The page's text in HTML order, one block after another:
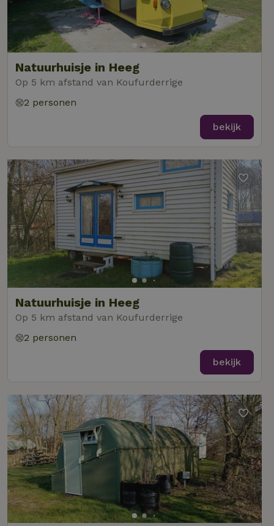
Natuurhuisje in Heeg
Op 5 km afstand van Koufurderrige
2 personen
bekijk
Natuurhuisje in Heeg
Op 5 km afstand van Koufurderrige
2 personen
bekijk